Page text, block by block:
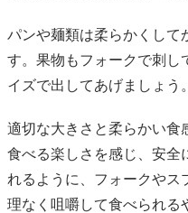
パンや麺類は柔らかくして
す。果物もフォークで刺し
イズで出してあげましょう。
適切な大きさと柔らかい食
食べる楽しさを感じ、安全
れるように、フォークやス
理なく咀嚼して食べられる